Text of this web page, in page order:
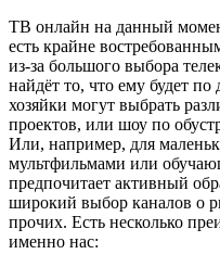
ТВ онлайн на данный
есть крайне
из-за большого выбора
найдёт то, что ему будет
хозяйки могут выбрать
проектов, или шоу по
Или, например, для
мультфильмами или
предпочитает активный
широкий выбор каналов о
прочих. Есть несколько
именно нас: